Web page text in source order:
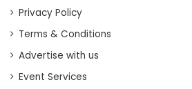
Privacy Policy
Terms & Conditions
Advertise with us
Event Services